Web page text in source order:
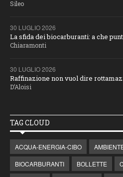
Sileo
30 LUGLIO 2026
La sfida dei biocarburanti: a che
Chiaramonti
30 LUGLIO 2026
Raffinazione non vuol dire
D’Aloisi
TAG CLOUD
ACQUA-ENERGIA-CIBO
BIOCARBURANTI
BOLLETTE